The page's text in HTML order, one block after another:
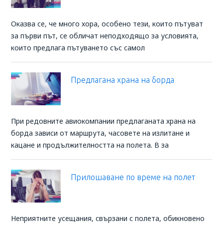
Oказва се, че много хора, особено тези, които пътуват
за първи път, се обличат неподходящо за условията,
които предлага пътуването със самол
Предлагана храна на борда
При редовните авиокомпании предлаганата храна на
борда зависи от маршрута, часовете на излитане и
кацане и продължителността на полета. В за
Прилошаване по време на полет
Неприятните усещания, свързани с полета, обикновено